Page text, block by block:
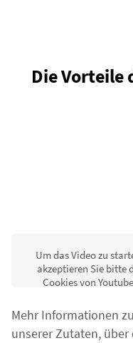
Die Vorteile
Um das Video zu
akzeptieren Sie bitte
Cookies von
Annehmen
Mehr Informationen
unserer Zutaten,